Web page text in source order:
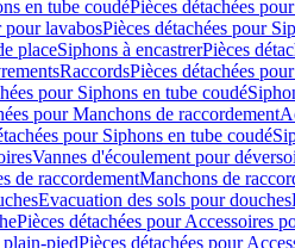
en tube coudéPièces détachées
pour lavabosPièces détachées pour
placeSiphons à encastrerPièces
RaccordsPièces détachées
pour Siphons en tube coudé
pour Manchons de raccordement
pour Siphons en tube coudé
Vannes d'écoulement pour
de raccordementManchons de
Evacuation des sols pour douches
Pièces détachées pour Accessoires
plain-piedPièces détachées pour